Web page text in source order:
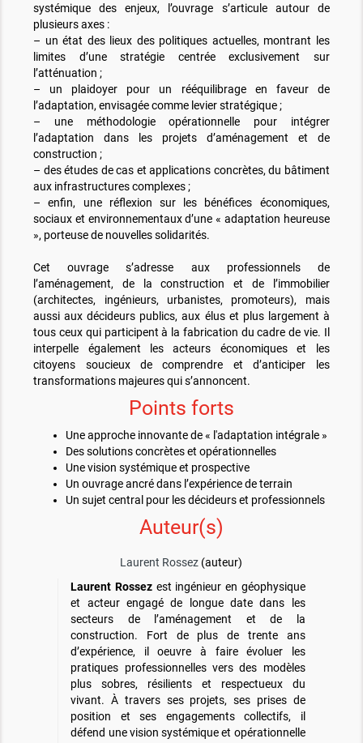
systémique des enjeux, l’ouvrage s’articule autour de
plusieurs axes :
– un état des lieux des politiques actuelles, montrant les
limites d’une stratégie centrée exclusivement sur
l’atténuation ;
– un plaidoyer pour un rééquilibrage en faveur de
l’adaptation, envisagée comme levier stratégique ;
– une méthodologie opérationnelle pour intégrer
l’adaptation dans les projets d’aménagement et de
construction ;
– des études de cas et applications concrètes, du bâtiment
aux infrastructures complexes ;
– enfin, une réflexion sur les bénéfices économiques,
sociaux et environnementaux d’une « adaptation heureuse
», porteuse de nouvelles solidarités.
Cet ouvrage s’adresse aux professionnels de
l’aménagement, de la construction et de l’immobilier
(architectes, ingénieurs, urbanistes, promoteurs), mais
aussi aux décideurs publics, aux élus et plus largement à
tous ceux qui participent à la fabrication du cadre de vie. Il
interpelle également les acteurs économiques et les
citoyens soucieux de comprendre et d’anticiper les
transformations majeures qui s’annoncent.
Points forts
Une approche innovante de « l'adaptation intégrale »
Des solutions concrètes et opérationnelles
Une vision systémique et prospective
Un ouvrage ancré dans l’expérience de terrain
Un sujet central pour les décideurs et professionnels
Auteur(s)
Laurent Rossez (auteur)
Laurent Rossez est ingénieur en géophysique
et acteur engagé de longue date dans les
secteurs de l’aménagement et de la
construction. Fort de plus de trente ans
d’expérience, il oeuvre à faire évoluer les
pratiques professionnelles vers des modèles
plus sobres, résilients et respectueux du
vivant. À travers ses projets, ses prises de
position et ses engagements collectifs, il
défend une vision systémique et opérationnelle